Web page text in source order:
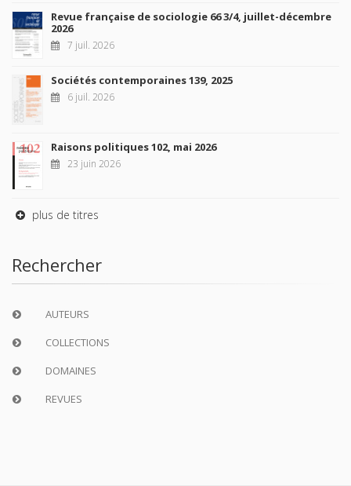
Revue française de sociologie 66 3/4, juillet-décembre
2026
7 juil. 2026
Sociétés contemporaines 139, 2025
6 juil. 2026
Raisons politiques 102, mai 2026
23 juin 2026
plus de titres
Rechercher
AUTEURS
COLLECTIONS
DOMAINES
REVUES